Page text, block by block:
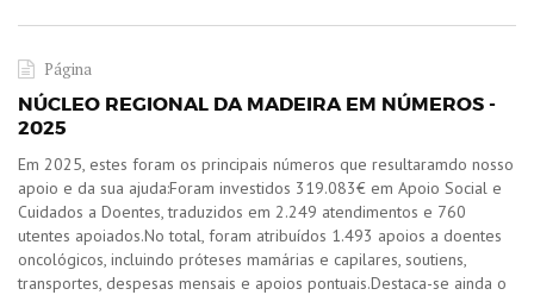
Página
NÚCLEO REGIONAL DA MADEIRA EM NÚMEROS -
2025
​Em 2025, estes foram os principais números que resultaramdo nosso
apoio e da sua ajuda:Foram investidos 319.083€ em Apoio Social e
Cuidados a Doentes, traduzidos em 2.249 atendimentos e 760
utentes apoiados.No total, foram atribuídos 1.493 apoios a doentes
oncológicos, incluindo próteses mamárias e capilares, soutiens,
transportes, despesas mensais e apoios pontuais.Destaca-se ainda o